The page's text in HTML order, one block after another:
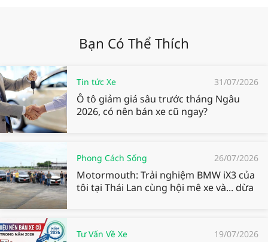
Bạn Có Thể Thích
Tin tức Xe 31/07/2026
Ô tô giảm giá sâu trước tháng Ngâu
2026, có nên bán xe cũ ngay?
Phong Cách Sống 26/07/2026
Motormouth: Trải nghiệm BMW iX3 của
tôi tại Thái Lan cùng hội mê xe và... dừa
Tư Vấn Về Xe 19/07/2026